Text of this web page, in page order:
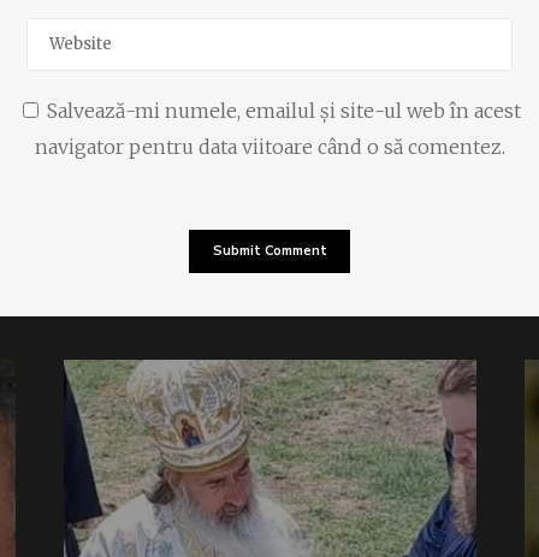
Salvează-mi numele, emailul și site-ul web în acest
navigator pentru data viitoare când o să comentez.